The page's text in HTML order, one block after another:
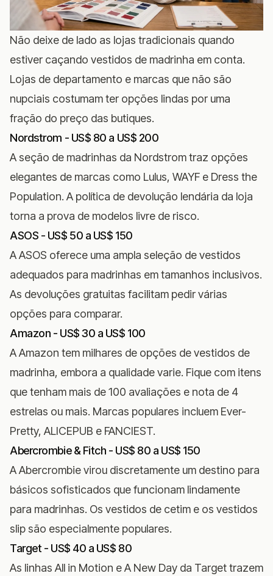
Não deixe de lado as lojas tradicionais quando
estiver caçando vestidos de madrinha em conta.
Lojas de departamento e marcas que não são
nupciais costumam ter opções lindas por uma
fração do preço das butiques.
Nordstrom - US$ 80 a US$ 200
A seção de madrinhas da Nordstrom traz opções
elegantes de marcas como Lulus, WAYF e Dress the
Population. A política de devolução lendária da loja
torna a prova de modelos livre de risco.
ASOS - US$ 50 a US$ 150
A ASOS oferece uma ampla seleção de vestidos
adequados para madrinhas em tamanhos inclusivos.
As devoluções gratuitas facilitam pedir várias
opções para comparar.
Amazon - US$ 30 a US$ 100
A Amazon tem milhares de opções de vestidos de
madrinha, embora a qualidade varie. Fique com itens
que tenham mais de 100 avaliações e nota de 4
estrelas ou mais. Marcas populares incluem Ever-
Pretty, ALICEPUB e FANCIEST.
Abercrombie & Fitch - US$ 80 a US$ 150
A Abercrombie virou discretamente um destino para
básicos sofisticados que funcionam lindamente
para madrinhas. Os vestidos de cetim e os vestidos
slip são especialmente populares.
Target - US$ 40 a US$ 80
As linhas All in Motion e A New Day da Target trazem